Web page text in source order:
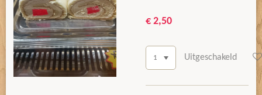
€ 2,50
Uitgeschakeld